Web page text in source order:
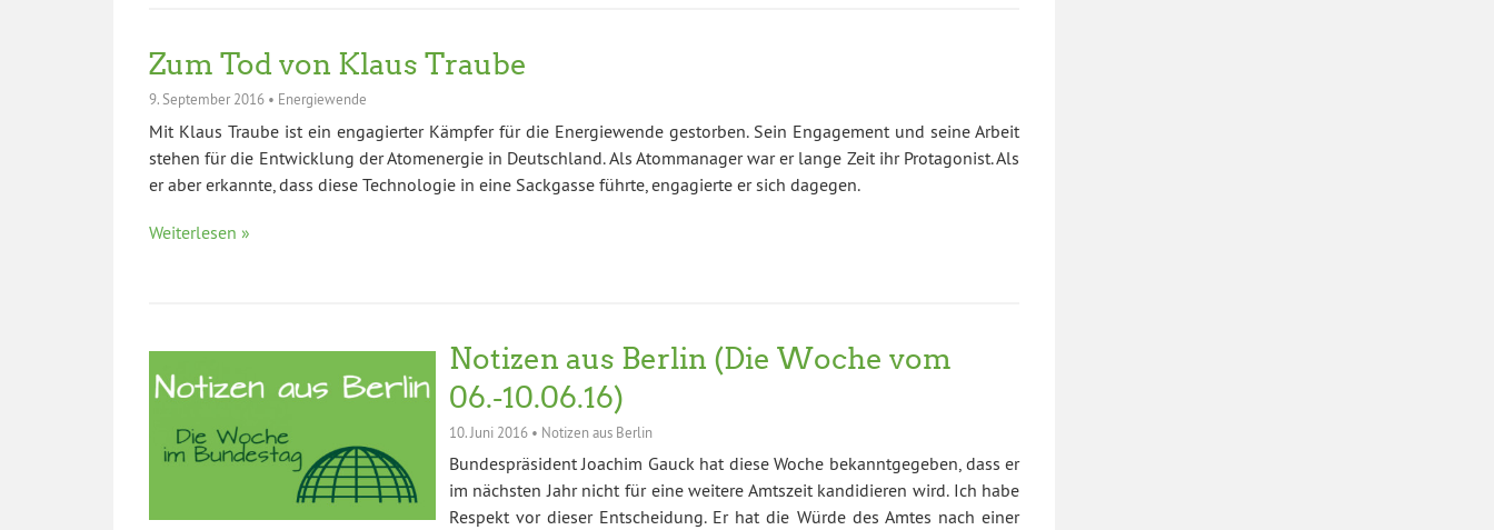
Zum Tod von Klaus Traube
9. September 2016 • Energiewende
Mit Klaus Traube ist ein engagierter Kämpfer für die Energiewende gestorben. Sein Engagement und seine Arbeit
stehen für die Entwicklung der Atomenergie in Deutschland. Als Atommanager war er lange Zeit ihr Protagonist. Als
er aber erkannte, dass diese Technologie in eine Sackgasse führte, engagierte er sich dagegen.
Weiterlesen »
Notizen aus Berlin (Die Woche vom
06.-10.06.16)
10. Juni 2016• Notizen aus Berlin
Bundespräsident Joachim Gauck hat diese Woche bekanntgegeben, dass er
im nächsten Jahr nicht für eine weitere Amtszeit kandidieren wird. Ich habe
Respekt vor dieser Entscheidung. Er hat die Würde des Amtes nach einer